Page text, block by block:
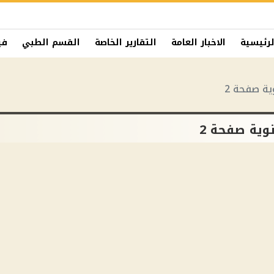
الاخبار العامة التقارير الخاصة القسم الطبي
صفحة 2
صفحة 2